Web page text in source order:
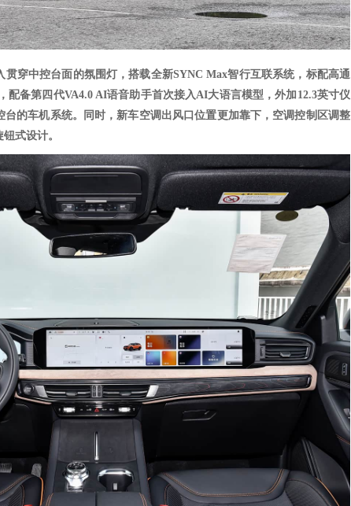
贯穿中控台面的氛围灯，搭载全新SYNC Max智行互联系统，标配高通
配备第四代VA4.0 AI语音助手首次接入AI大语言模型，外加12.3英寸仪
的车机系统。同时，新车空调出风口位置更加靠下，空调控制区调整
式设计。